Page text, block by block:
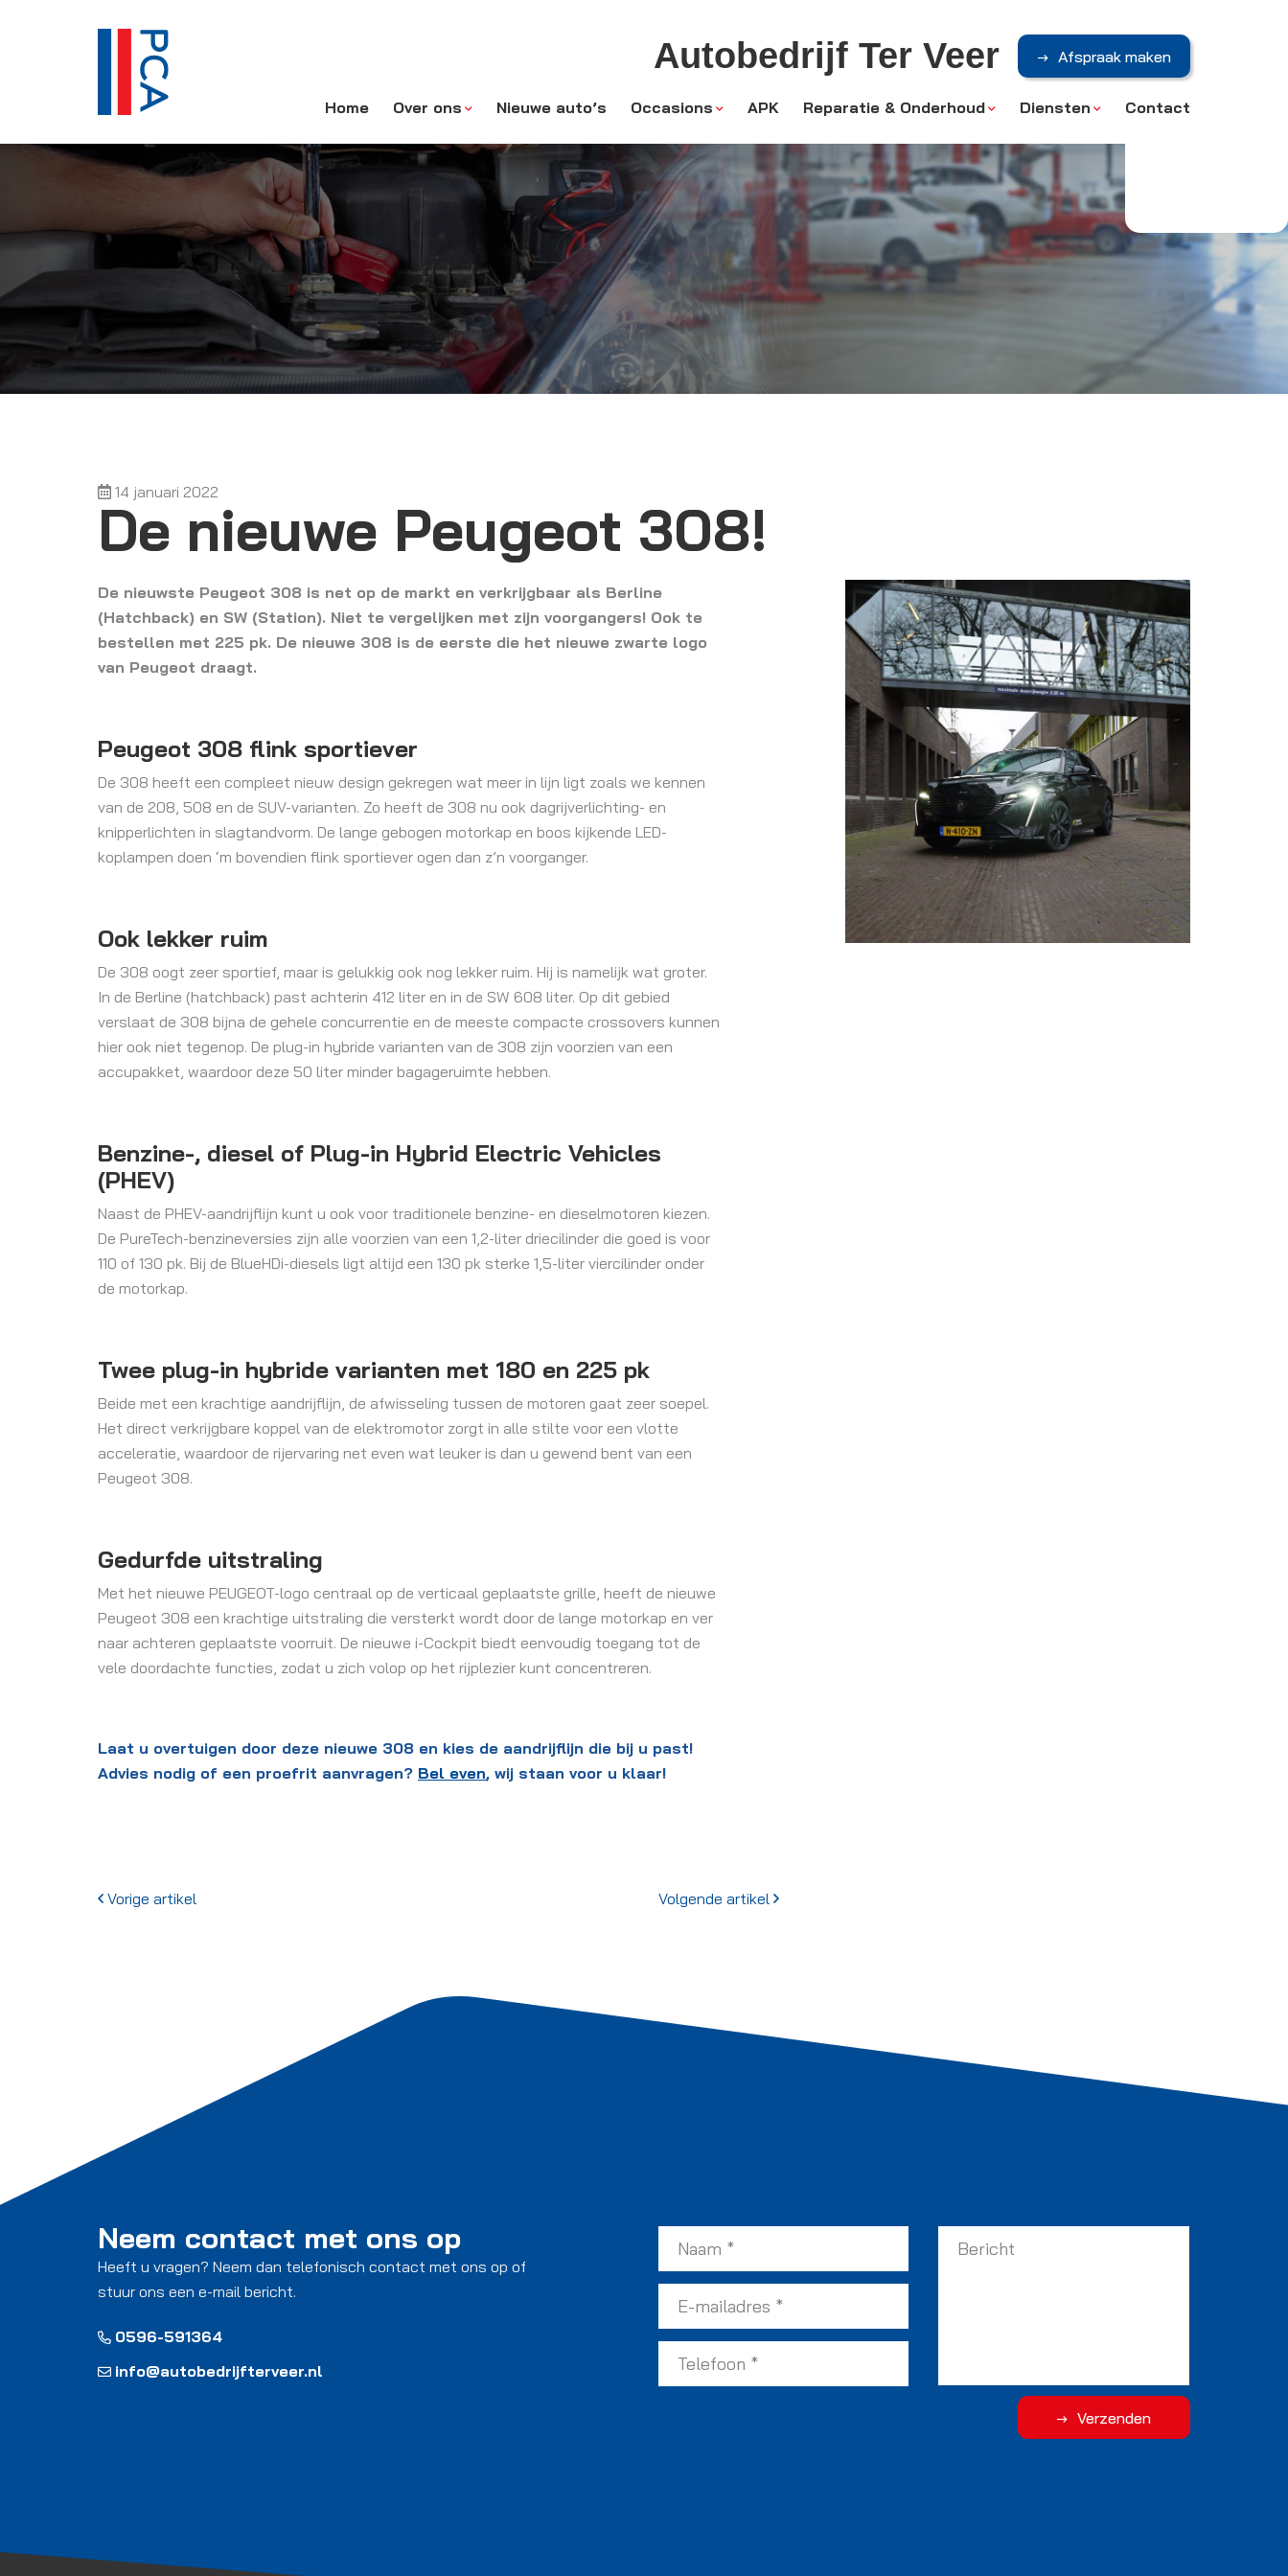
Autobedrijf Ter Veer Afspraak maken
Home Over ons Nieuwe auto’s Occasions APK Reparatie & Onderhoud Diensten Contact
14 januari 2022
De nieuwe Peugeot 308!
De nieuwste Peugeot 308 is net op de markt en verkrijgbaar als Berline
(Hatchback) en SW (Station). Niet te vergelijken met zijn voorgangers! Ook te
bestellen met 225 pk. De nieuwe 308 is de eerste die het nieuwe zwarte logo
van Peugeot draagt.
Peugeot 308 flink sportiever
De 308 heeft een compleet nieuw design gekregen wat meer in lijn ligt zoals we kennen
van de 208, 508 en de SUV-varianten. Zo heeft de 308 nu ook dagrijverlichting- en
knipperlichten in slagtandvorm. De lange gebogen motorkap en boos kijkende LED-
koplampen doen ‘m bovendien flink sportiever ogen dan z’n voorganger.
Ook lekker ruim
De 308 oogt zeer sportief, maar is gelukkig ook nog lekker ruim. Hij is namelijk wat groter.
In de Berline (hatchback) past achterin 412 liter en in de SW 608 liter. Op dit gebied
verslaat de 308 bijna de gehele concurrentie en de meeste compacte crossovers kunnen
hier ook niet tegenop. De plug-in hybride varianten van de 308 zijn voorzien van een
accupakket, waardoor deze 50 liter minder bagageruimte hebben.
Benzine-, diesel of Plug-in Hybrid Electric Vehicles
(PHEV)
Naast de PHEV-aandrijflijn kunt u ook voor traditionele benzine- en dieselmotoren kiezen.
De PureTech-benzineversies zijn alle voorzien van een 1,2-liter driecilinder die goed is voor
110 of 130 pk. Bij de BlueHDi-diesels ligt altijd een 130 pk sterke 1,5-liter viercilinder onder
de motorkap.
Twee plug-in hybride varianten met 180 en 225 pk
Beide met een krachtige aandrijflijn, de afwisseling tussen de motoren gaat zeer soepel.
Het direct verkrijgbare koppel van de elektromotor zorgt in alle stilte voor een vlotte
acceleratie, waardoor de rijervaring net even wat leuker is dan u gewend bent van een
Peugeot 308.
Gedurfde uitstraling
Met het nieuwe PEUGEOT-logo centraal op de verticaal geplaatste grille, heeft de nieuwe
Peugeot 308 een krachtige uitstraling die versterkt wordt door de lange motorkap en ver
naar achteren geplaatste voorruit. De nieuwe i-Cockpit biedt eenvoudig toegang tot de
vele doordachte functies, zodat u zich volop op het rijplezier kunt concentreren.
Laat u overtuigen door deze nieuwe 308 en kies de aandrijflijn die bij u past!
Advies nodig of een proefrit aanvragen? Bel even, wij staan voor u klaar!
Vorige artikel Volgende artikel
Neem contact met ons op
Heeft u vragen? Neem dan telefonisch contact met ons op of
stuur ons een e-mail bericht.
0596-591364
info@autobedrijfterveer.nl
Verzenden